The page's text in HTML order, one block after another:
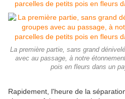
La première partie, sans grand
avec au passage, à notre
pois en fleurs dans un
Rapidement, l'heure de la